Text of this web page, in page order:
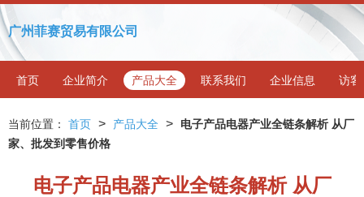
广州菲赛贸易有限公司
首页 企业简介 产品大全 联系我们 企业信息 访客
当前位置： 首页 > 产品大全 >
电子产品电器产业全链条解析 从厂
家、批发到零售价格
电子产品电器产业全链条解析 从厂